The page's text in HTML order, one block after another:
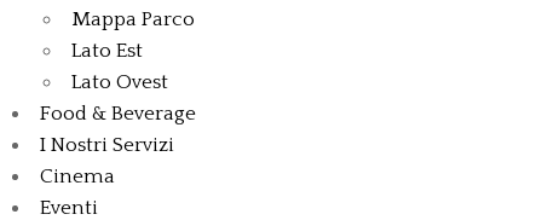
Mappa Parco
Lato Est
Lato Ovest
Food & Beverage
I Nostri Servizi
Cinema
Eventi